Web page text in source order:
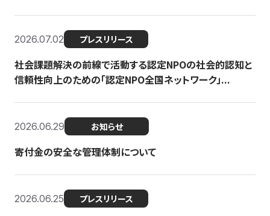
2026.07.02 プレスリリース
社会課題解決の前線で活動する認定NPOの社会的認知と
信頼性向上のための「認定NPO全国ネットワーク」...
2026.06.29 お知らせ
寄付金の安全な管理体制について
2026.06.25 プレスリリース